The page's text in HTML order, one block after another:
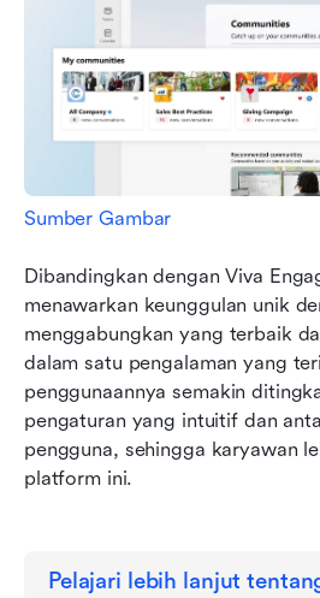
Sumber Gambar
Dibandingkan dengan Viva
menawarkan keunggulan unik
menggabungkan yang terbaik
dalam satu pengalaman yang
penggunaannya semakin
pengaturan yang intuitif dan
pengguna, sehingga karyawan
platform ini.
Pelajari lebih lanjut